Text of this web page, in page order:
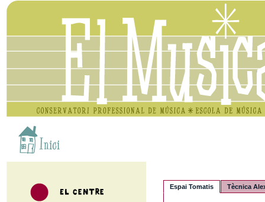
Espai Tomatis Tècnica